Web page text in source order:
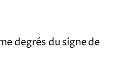
degrés du signe de